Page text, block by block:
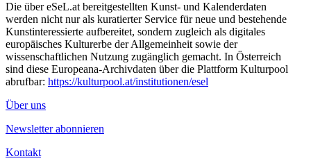
Ihm ist Inklusion sehr wichtig.
Er schreibt über Dinge, die ihn bewegen.
So gehen seine Gedanken nicht verloren.
Begrenzte Teilnehmer*innenzahl. Anmeldung erforderlich
...Mehr lesen
Die über eSeL.at bereitgestellten Kunst- und Kalenderdaten
werden nicht nur als kuratierter Service für neue und bestehende
Kunstinteressierte aufbereitet, sondern zugleich als digitales
europäisches Kulturerbe der Allgemeinheit sowie der
wissenschaftlichen Nutzung zugänglich gemacht. In Österreich
sind diese Europeana-Archivdaten über die Plattform Kulturpool
abrufbar: https://kulturpool.at/institutionen/esel
Über uns
Newsletter abonnieren
Kontakt